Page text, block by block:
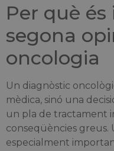
Per què
segona
oncologia
Un diagnòstic
mèdica, sinó una
un pla de tractament
conseqüències greus.
especialment